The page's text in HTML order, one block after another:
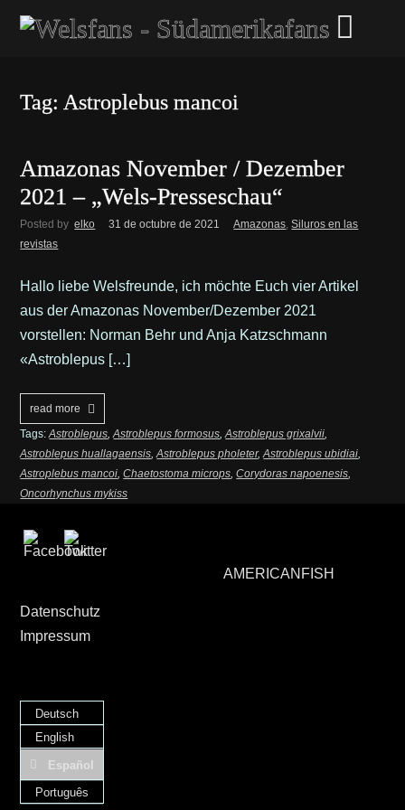
Tag: Astroplebus mancoi
Amazonas November / Dezember
2021 – „Wels-Presseschau“
Posted by elko 31 de octubre de 2021 Amazonas,Siluros en las
revistas
Hallo liebe Welsfreunde, ich möchte Euch vier Artikel
aus der Amazonas November/Dezember 2021
vorstellen: Norman Behr und Anja Katzschmann
«Astroblepus […]
read more
Tags:Astroblepus,Astroblepus formosus,Astroblepus grixalvii,
Astroblepus huallagaensis,Astroblepus pholeter,Astroblepus ubidiai,
Astroplebus mancoi,Chaetostoma microps,Corydoras napoenesis,
Oncorhynchus mykiss
AMERICANFISH
Datenschutz
Impressum
Deutsch
English
Español
Português